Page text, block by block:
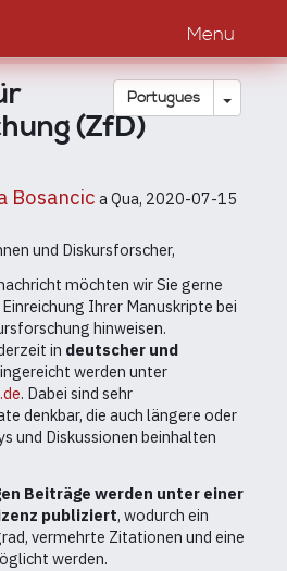
Menu
Português Toggle
(ZfD)
Bosancic aQua, 2020-07-15
und Diskursforscher,
möchten wir Sie gerne
Ihrer Manuskripte bei
hinweisen.
in deutscher und
werden unter
. Dabei sind sehr
denkbar, die auch längere oder
und Diskussionen beinhalten
Beiträge werden unter einer
publiziert, wodurch ein
vermehrte Zitationen und eine
werden.